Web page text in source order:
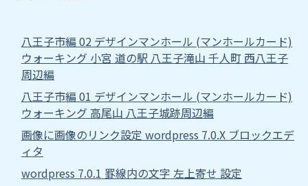
八王子市編 02 デザインマンホール (マンホールカード)
ウォーキング 小宮 道の駅 八王子滝山 千人町 西八王子
周辺編
八王子市編 01 デザインマンホール (マンホールカード)
ウォーキング 高尾山 八王子城跡周辺編
画像に画像のリンク設定 wordpress 7.0.X ブロックエデ
ィタ
wordpress 7.0.1 罫線内の文字 左上寄せ 設定